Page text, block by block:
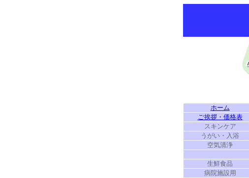
ホーム
ご挨拶・価格表
スキンケア
うがい・入浴
空気清浄
生鮮食品
病院施設用